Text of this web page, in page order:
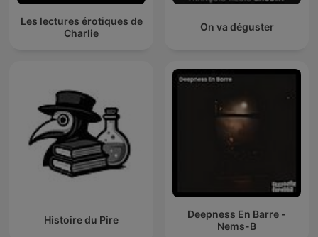
Les lectures érotiques de
Charlie
On va déguster
Histoire du Pire
Deepness En Barre -
Nems-B